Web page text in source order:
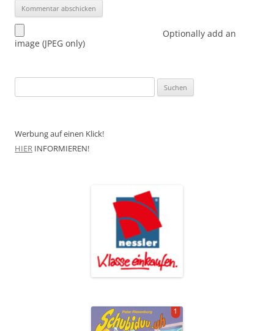
Optionally add an
image (JPEG only)
nach:
Werbung auf einen Klick!
HIER INFORMIEREN!